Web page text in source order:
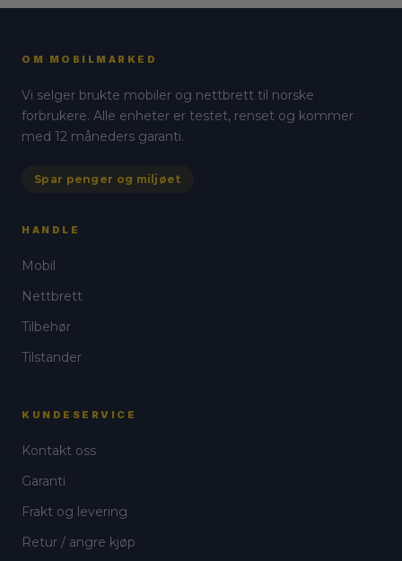
flere
Alternativene
kan
velges
på
har
OM MOBILMARKED
Vi selger brukte mobiler og nettbrett til norske
forbrukere. Alle enheter er testet, renset og kommer
med 12 måneders garanti.
Spar penger og miljøet
HANDLE
Mobil
Nettbrett
Tilbehør
Tilstander
KUNDESERVICE
Kontakt oss
Garanti
Frakt og levering
Retur / angre kjøp